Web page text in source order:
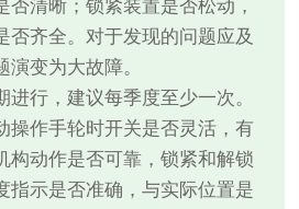
否清晰；锁紧装置是否松动，
否齐全。对于发现的问题应及
变为大故障。
进行，建议每季度至少一次。
操作手轮时开关是否灵活，有
构动作是否可靠，锁紧和解锁
指示是否准确，与实际位置是